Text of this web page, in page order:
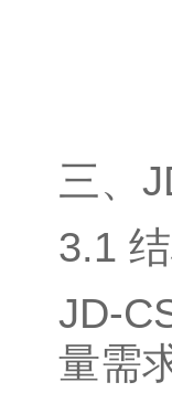
三、
3.1
JD-
量需